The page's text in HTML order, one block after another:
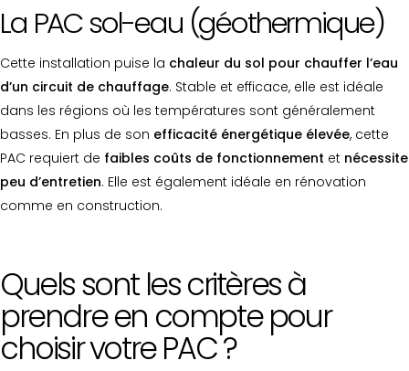
La PAC sol-eau (géothermique)
Cette installation puise la chaleur du sol pour chauffer l’eau
d’un circuit de chauffage. Stable et efficace, elle est idéale
dans les régions où les températures sont généralement
basses. En plus de son efficacité énergétique élevée, cette
PAC requiert de faibles coûts de fonctionnement et nécessite
peu d’entretien. Elle est également idéale en rénovation
comme en construction.
Quels sont les critères à
prendre en compte pour
choisir votre PAC ?